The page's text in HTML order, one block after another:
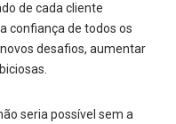
de cada cliente
confiança de todos os
desafios, aumentar
seria possível sem a